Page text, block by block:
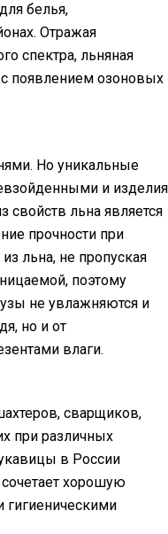
белья,
Отражая
спектра, льняная
появлением озоновых
Но уникальные
и изделия
свойств льна является
прочности при
льна, не пропуская
поэтому
не увлажняются и
но и от
влаги.
сварщиков,
при различных
в России
хорошую